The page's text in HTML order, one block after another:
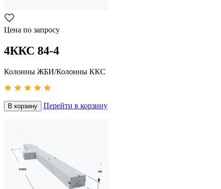
Цена по запросу
4ККС 84-4
Колонны ЖБИ/Колонны ККС
В корзину Перейти в корзину